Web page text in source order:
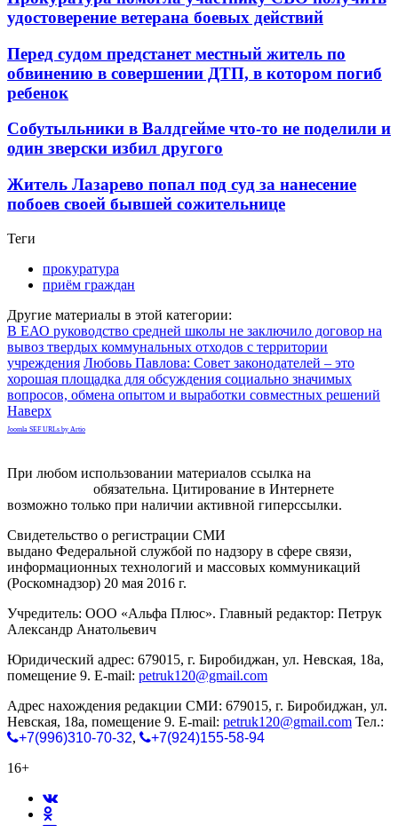
удостоверение ветерана боевых действий
Перед судом предстанет местный житель по
обвинению в совершении ДТП, в котором погиб
ребенок
Собутыльники в Валдгейме что-то не поделили и
один зверски избил другого
Житель Лазарево попал под суд за нанесение
побоев своей бывшей сожительнице
Теги
прокуратура
приём граждан
Другие материалы в этой категории:
В ЕАО руководство средней школы не заключило договор на
вывоз твердых коммунальных отходов с территории
учреждения Любовь Павлова: Совет законодателей – это
хорошая площадка для обсуждения социально значимых
вопросов, обмена опытом и выработки совместных решений
Наверх
Joomla SEF URLs by Artio
При любом использовании материалов ссылка на
обязательна. Цитирование в Интернете
возможно только при наличии активной гиперссылки.
Свидетельство о регистрации СМИ
выдано Федеральной службой по надзору в сфере связи,
информационных технологий и массовых коммуникаций
(Роскомнадзор) 20 мая 2016 г.
Учредитель: ООО «Альфа Плюс». Главный редактор: Петрук
Александр Анатольевич
Юридический адрес: 679015, г. Биробиджан, ул. Невская, 18а,
помещение 9. E-mail: petruk120@gmail.com
Адрес нахождения редакции СМИ: 679015, г. Биробиджан, ул.
Невская, 18а, помещение 9. E-mail: petruk120@gmail.com Тел.:
+7(996)310-70-32,
+7(924)155-58-94
16+